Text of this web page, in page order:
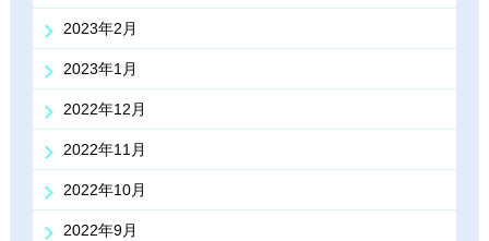
2023年2月
2023年1月
2022年12月
2022年11月
2022年10月
2022年9月